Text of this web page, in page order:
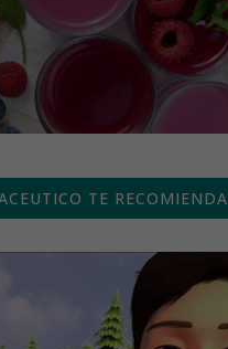
TE RECOMIENDA